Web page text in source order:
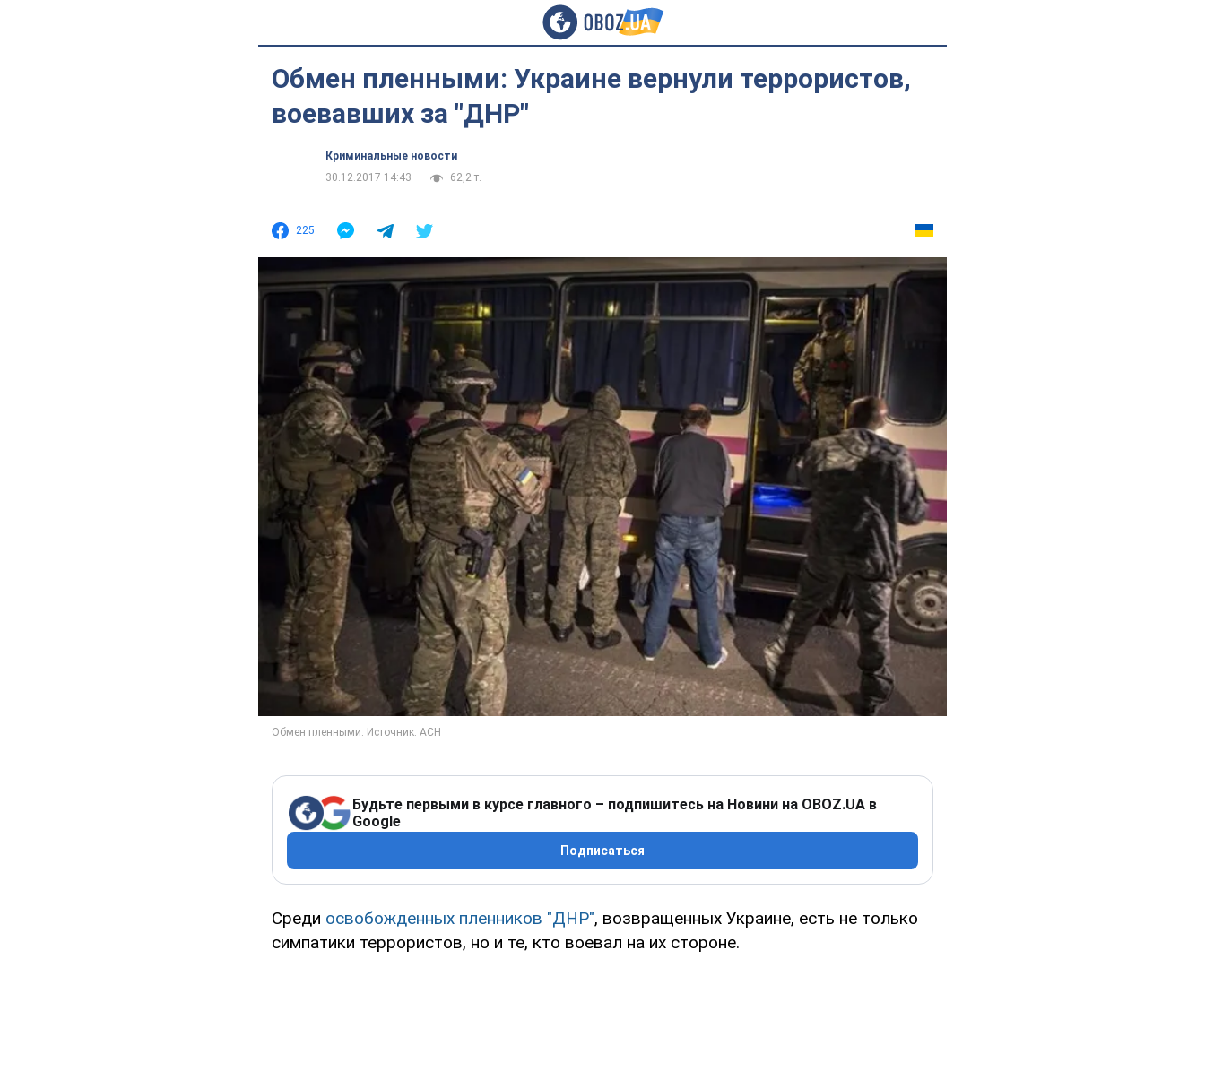
Обмен пленными: Украине вернули террористов,
воевавших за "ДНР"
Криминальные новости
30.12.2017 14:43
62,2 т.
225
Будьте первыми в курсе главного – подпишитесь на Новини на OBOZ.UA в
Google
Подписаться
Среди освобожденных пленников "ДНР", возвращенных Украине, есть не только
симпатики террористов, но и те, кто воевал на их стороне.